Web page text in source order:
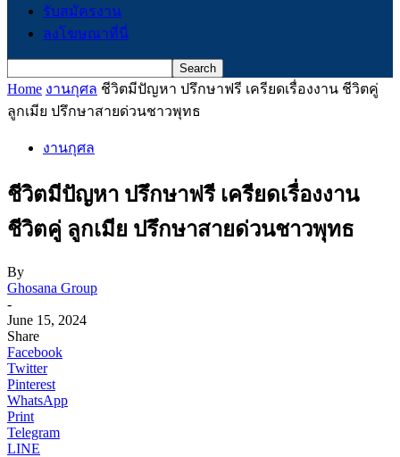
รับสมัครงาน
ลงโฆษณาที่นี่
Home งานกุศล ชีวิตมีปัญหา ปรึกษาฟรี เครียดเรื่องงาน ชีวิตคู่
ลูกเมีย ปรึกษาสายด่วนชาวพุทธ
งานกุศล
ชีวิตมีปัญหา ปรึกษาฟรี เครียดเรื่องงาน
ชีวิตคู่ ลูกเมีย ปรึกษาสายด่วนชาวพุทธ
By
Ghosana Group
-
June 15, 2024
Share
Facebook
Twitter
Pinterest
WhatsApp
Print
Telegram
LINE